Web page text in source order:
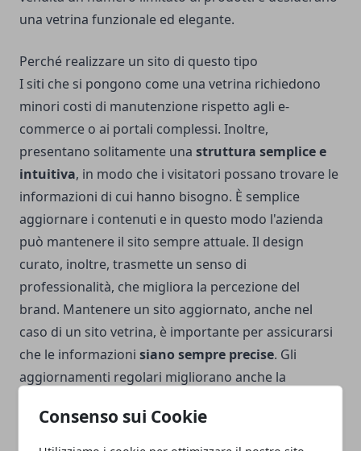
Consenso sui Cookie
una vetrina funzionale ed elegante.
Perché realizzare un sito di questo tipo
I siti che si pongono come una vetrina richiedono
minori costi di manutenzione rispetto agli e-
commerce o ai portali complessi. Inoltre,
presentano solitamente una struttura semplice e
intuitiva, in modo che i visitatori possano trovare le
informazioni di cui hanno bisogno. È semplice
aggiornare i contenuti e in questo modo l'azienda
può mantenere il sito sempre attuale. Il design
curato, inoltre, trasmette un senso di
professionalità, che migliora la percezione del
brand. Mantenere un sito aggiornato, anche nel
caso di un sito vetrina, è importante per assicurarsi
che le informazioni siano sempre precise. Gli
aggiornamenti regolari migliorano anche la
più recenti linee guida dal punto di vista SEO. In un
sito vetrina è possibile anche aggiungere un blog